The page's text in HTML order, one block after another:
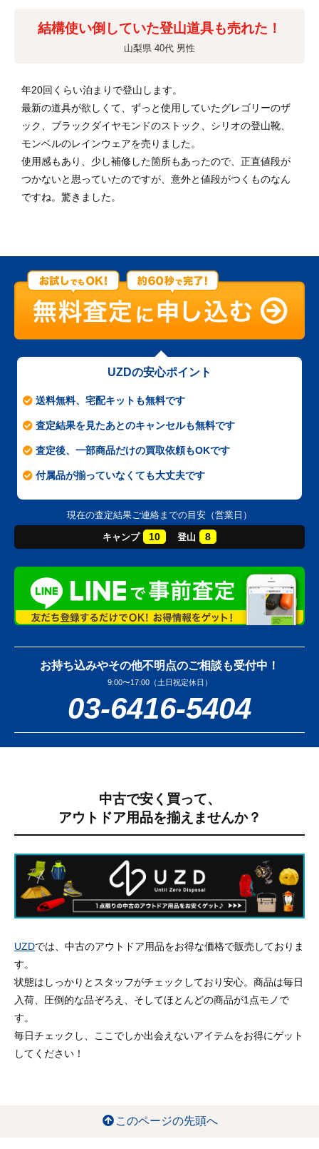
結構使い倒していた登山道具も売れた！
山梨県 40代 男性
年20回くらい泊まりで登山します。
最新の道具が欲しくて、ずっと使用していたグレゴリーのザ
ック、ブラックダイヤモンドのストック、シリオの登山靴、
モンベルのレインウェアを売りました。
使用感もあり、少し補修した箇所もあったので、正直値段が
つかないと思っていたのですが、意外と値段がつくものなん
ですね。驚きました。
UZDの安心ポイント
送料無料、宅配キットも無料です
査定結果を見たあとのキャンセルも無料です
査定後、一部商品だけの買取依頼もOKです
付属品が揃っていなくても大丈夫です
現在の査定結果ご連絡までの目安（営業日）
キャンプ 10 登山 8
お持ち込みやその他不明点のご相談も受付中！
9:00〜17:00（土日祝定休日）
03-6416-5404
中古で安く買って、
アウトドア用品を揃えませんか？
UZDでは、中古のアウトドア用品をお得な価格で販売しておりま
す。
状態はしっかりとスタッフがチェックしており安心。商品は毎日
入荷、圧倒的な品ぞろえ、そしてほとんどの商品が1点モノで
す。
毎日チェックし、ここでしか出会えないアイテムをお得にゲット
してください！
このページの先頭へ